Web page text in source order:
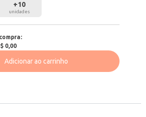
+10
unidades
0,00
Adicionar ao carrinho